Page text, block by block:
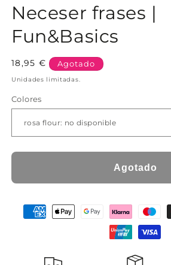
Neceser frases |
Fun&Basics
Precio
habitual
18,95 € Agotado
Unidades limitadas.
Colores
Agotado